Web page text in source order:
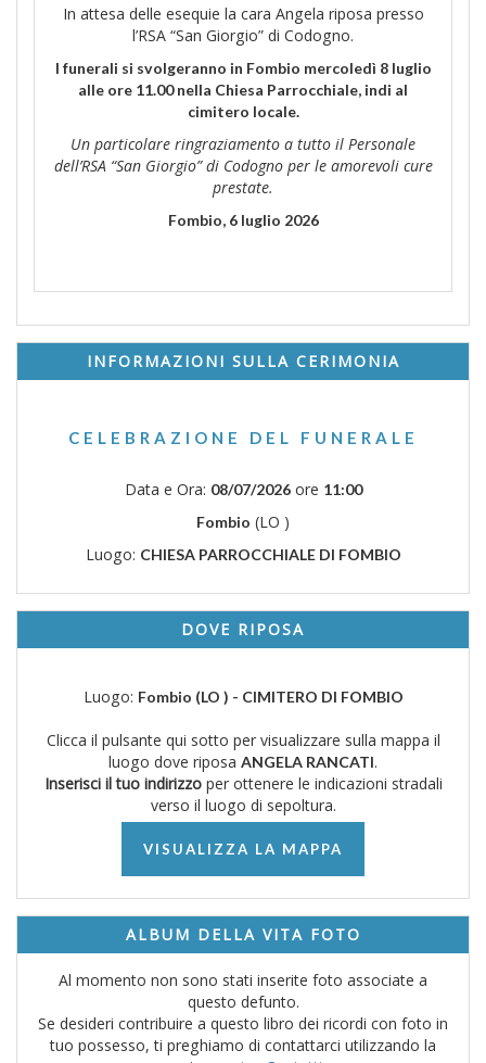
In attesa delle esequie la cara Angela riposa presso
l’RSA “San Giorgio” di Codogno.
I funerali si svolgeranno in Fombio mercoledì 8 luglio
alle ore 11.00 nella Chiesa Parrocchiale, indi al
cimitero locale.
Un particolare ringraziamento a tutto il Personale
dell’RSA “San Giorgio” di Codogno per le amorevoli cure
prestate.
Fombio, 6 luglio 2026
INFORMAZIONI SULLA CERIMONIA
CELEBRAZIONE DEL FUNERALE
Data e Ora: 08/07/2026ore 11:00
Fombio (LO )
Luogo: CHIESA PARROCCHIALE DI FOMBIO
DOVE RIPOSA
Luogo: Fombio (LO ) - CIMITERO DI FOMBIO
Clicca il pulsante qui sotto per visualizzare sulla mappa il
luogo dove riposa ANGELA RANCATI.
Inserisci il tuo indirizzoper ottenere le indicazioni stradali
verso il luogo di sepoltura.
VISUALIZZA LA MAPPA
ALBUM DELLA VITA FOTO
Al momento non sono stati inserite foto associate a
questo defunto.
Se desideri contribuire a questo libro dei ricordi con foto in
tuo possesso, ti preghiamo di contattarci utilizzando la